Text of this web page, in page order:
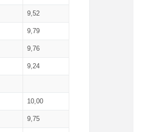
9,52
9,79
9,76
9,24
10,00
9,75